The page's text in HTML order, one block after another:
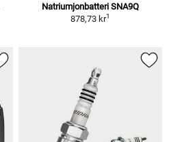
Natriumjonbatteri SNA9Q
878,73 kr1